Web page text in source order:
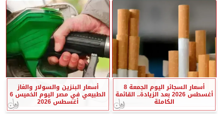
أسعار السجائر اليوم الجمعة 8
أغسطس 2026 بعد الزيادة.. القائمة
الكاملة
أسعار البنزين والسولار والغاز
الطبيعي في مصر اليوم الخميس 6
أغسطس 2026